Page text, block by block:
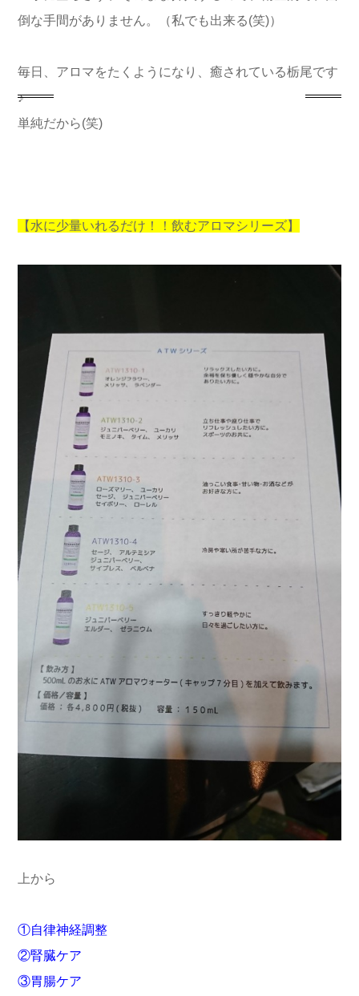
倒な手間がありません。（私でも出来る(笑)）
毎日、アロマをたくようになり、癒されている栃尾です
♪
単純だから(笑)
【水に少量いれるだけ！！飲むアロマシリーズ】
上から
①自律神経調整
②腎臓ケア
③胃腸ケア